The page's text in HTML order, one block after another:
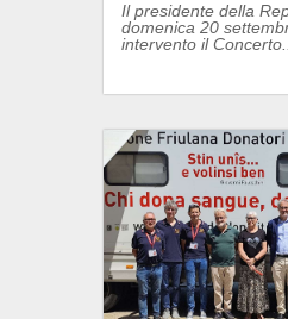
Il presidente della
domenica 20
intervento il Concerto...